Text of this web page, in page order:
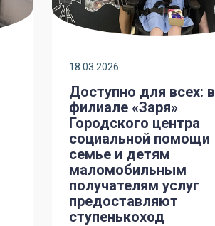
18.03.2026
Доступно для всех: в
филиале «Заря»
Городского центра
социальной помощи
семье и детям
маломобильным
получателям услуг
предоставляют
ступенькоход